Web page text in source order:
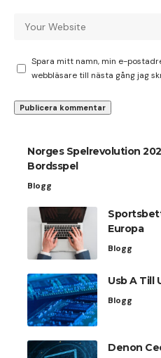
Spara mitt namn, min e-
webbläsare till nästa gång jag
Norges Spelrevolution
Bordsspel
Blogg
Europa
Blogg
Usb A Till
Blogg
Denon